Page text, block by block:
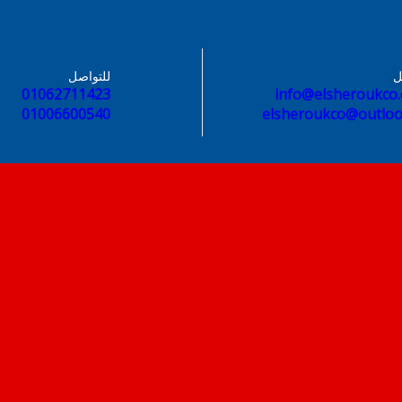
للتواصل
01062711423
01006600540